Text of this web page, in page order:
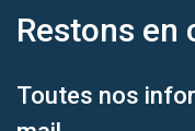
Restons en
Toutes nos